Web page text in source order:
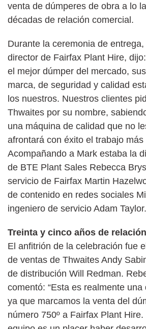
venta de dúmperes de obra a lo
décadas de relación comercial.
Durante la ceremonia de
director de Fairfax Plant Hire,
el mejor dúmper del mercado,
marca, de seguridad y calidad
los nuestros. Nuestros clientes
Thwaites por su nombre,
una máquina de calidad que no
afrontará con éxito el trabajo más
Acompañando a Mark estaba la
de BTE Plant Sales Rebecca
servicio de Fairfax Martin
de contenido en redes sociales
ingeniero de servicio Adam Taylor.
Treinta y cinco años de relación
El anfitrión de la celebración fue
de ventas de Thwaites Andy
de distribución Will Redman.
comentó: “Esta es realmente
ya que marcamos la venta del
número 750º a Fairfax Plant